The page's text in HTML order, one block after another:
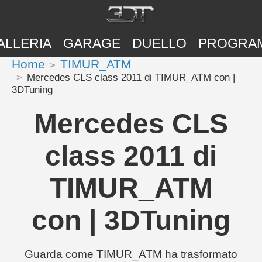
GARAGE DUELLO
Home TIMUR_ATM
Mercedes CLS class 2011 di TIMUR_ATM con |
3DTuning
Mercedes CLS
class 2011 di
TIMUR_ATM
con | 3DTuning
Guarda come TIMUR_ATM ha trasformato